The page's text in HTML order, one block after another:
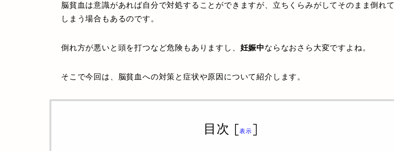
脳貧血は意識があれば自分で対処することができますが、立ちくらみがしてそのまま倒れて
しまう場合もあるのです。
倒れ方が悪いと頭を打つなど危険もありますし、 妊娠中ならなおさら大変ですよね。
そこで今回は、脳貧血への対策と症状や原因について紹介します。
目次 [表示 ]